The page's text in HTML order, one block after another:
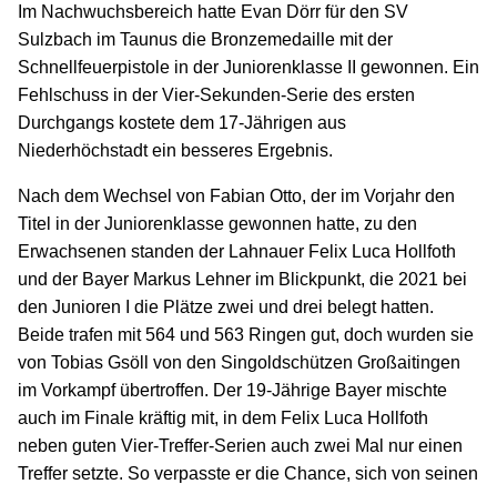
Im Nachwuchsbereich hatte Evan Dörr für den SV
Sulzbach im Taunus die Bronzemedaille mit der
Schnellfeuerpistole in der Juniorenklasse II gewonnen. Ein
Fehlschuss in der Vier-Sekunden-Serie des ersten
Durchgangs kostete dem 17-Jährigen aus
Niederhöchstadt ein besseres Ergebnis.
Nach dem Wechsel von Fabian Otto, der im Vorjahr den
Titel in der Juniorenklasse gewonnen hatte, zu den
Erwachsenen standen der Lahnauer Felix Luca Hollfoth
und der Bayer Markus Lehner im Blickpunkt, die 2021 bei
den Junioren I die Plätze zwei und drei belegt hatten.
Beide trafen mit 564 und 563 Ringen gut, doch wurden sie
von Tobias Gsöll von den Singoldschützen Großaitingen
im Vorkampf übertroffen. Der 19-Jährige Bayer mischte
auch im Finale kräftig mit, in dem Felix Luca Hollfoth
neben guten Vier-Treffer-Serien auch zwei Mal nur einen
Treffer setzte. So verpasste er die Chance, sich von seinen